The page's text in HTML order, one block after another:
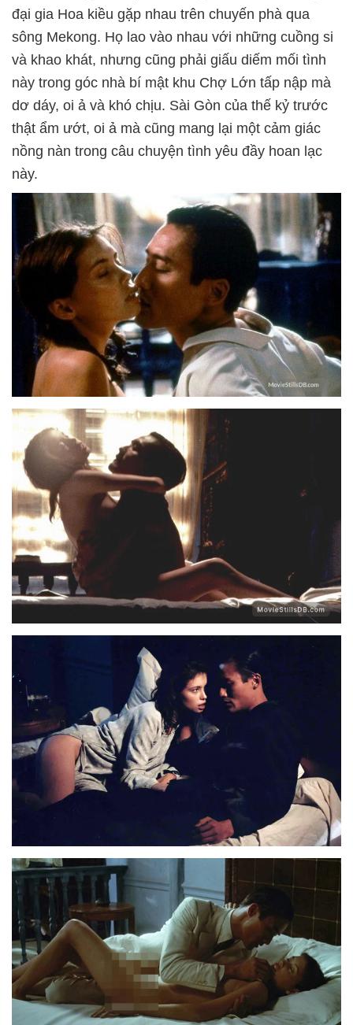
đại gia Hoa kiều gặp nhau trên chuyến phà qua
sông Mekong. Họ lao vào nhau với những cuồng si
và khao khát, nhưng cũng phải giấu diếm mối tình
này trong góc nhà bí mật khu Chợ Lớn tấp nập mà
dơ dáy, oi ả và khó chịu. Sài Gòn của thế kỷ trước
thật ẩm ướt, oi ả mà cũng mang lại một cảm giác
nồng nàn trong câu chuyện tình yêu đầy hoan lạc
này.